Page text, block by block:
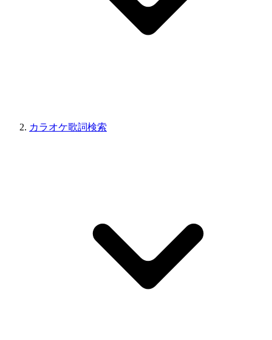
カラオケ歌詞検索